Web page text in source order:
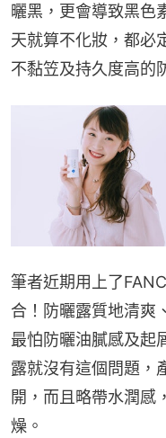
曬黑，更會導致黑色
天就算不化妝，都必
不黏笠及持久度高的
筆者近期用上了
合！防曬露質地清爽
最怕防曬油膩感及起
露就沒有這個問題，
開，而且略帶水潤感
燥。